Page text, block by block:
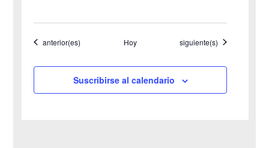
e
v
e
Eventos
anterior(es) Hoy Eventos
siguiente(s)
Suscribirse al calendario